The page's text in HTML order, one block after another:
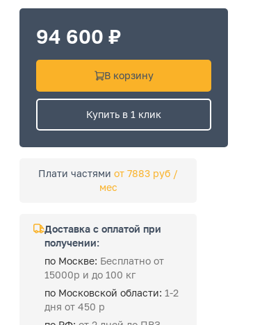
94 600 ₽
В корзину
Купить в 1 клик
Плати частями от 7883 руб /
мес
Доставка с оплатой при
получении:
по Москве: Бесплатно от
15000р и до 100 кг
по Московской области: 1-2
дня от 450 р